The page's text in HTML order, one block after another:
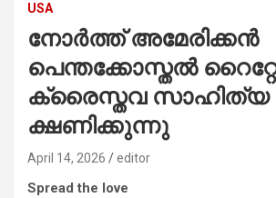
USA
നോർത്ത് അമേരിക്കൻ
പെന്തക്കോസ്തൽ
ക്രൈസ്തവ
ക്ഷണിക്കുന്നു
April 14, 2026 editor
Spread the love